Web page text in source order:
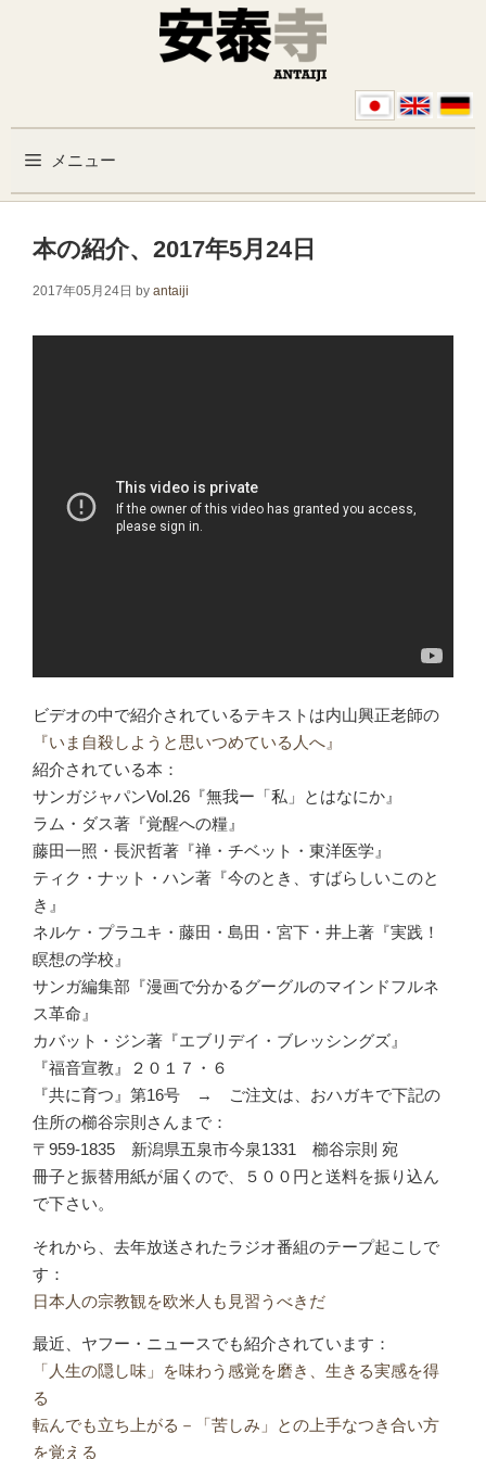
コンテンツへスキップ
メニュー
本の紹介、2017年5月24日
2017年05月24日 by antaiji
ビデオの中で紹介されているテキストは内山興正老師の
『いま自殺しようと思いつめている人へ』
紹介されている本：
サンガジャパンVol.26『無我ー「私」とはなにか』
ラム・ダス著『覚醒への糧』
藤田一照・長沢哲著『禅・チベット・東洋医学』
ティク・ナット・ハン著『今のとき、すばらしいこのと
き』
ネルケ・プラユキ・藤田・島田・宮下・井上著『実践！
瞑想の学校』
サンガ編集部『漫画で分かるグーグルのマインドフルネ
ス革命』
カバット・ジン著『エブリデイ・ブレッシングズ』
『福音宣教』２０１７・６
『共に育つ』第16号 → ご注文は、おハガキで下記の
住所の櫛谷宗則さんまで：
〒959-1835 新潟県五泉市今泉1331 櫛谷宗則 宛
冊子と振替用紙が届くので、５００円と送料を振り込ん
で下さい。
それから、去年放送されたラジオ番組のテープ起こしで
す：
日本人の宗教観を欧米人も見習うべきだ
最近、ヤフー・ニュースでも紹介されています：
「人生の隠し味」を味わう感覚を磨き、生きる実感を得
る
転んでも立ち上がる－「苦しみ」との上手なつき合い方
を覚える